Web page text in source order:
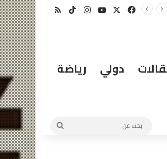
فيسبوكيوتيوبانستقرام
‫TikTokملخص الموقع RSS
دولي رياضة
بحث